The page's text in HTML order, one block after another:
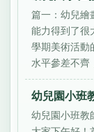
篇一：幼兒繪
能力得到了很
學期美術活動
水平參差不齊
幼兒園小班
幼兒園小班教